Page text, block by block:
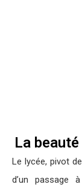
La
Le lycée, pivot
d’un passage